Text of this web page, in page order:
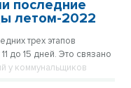
последние
летом-2022
трех этапов
до 15 дней. Это связано
у коммунальщиков
воду отключат позже